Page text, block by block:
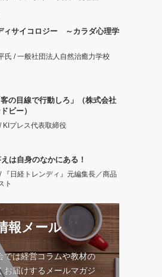
ィサイコロジー ～カラダ心理学
氏 / 一般社団法人自然治癒力学校
の目線で行動しろ」（株式会社
ビー）
KIプレス代表取締役
は自身のなかにある！
日経トレンディ』元編集長／商品
ト
報メール
では経営コラムや教材の
お届けするメールマガジ